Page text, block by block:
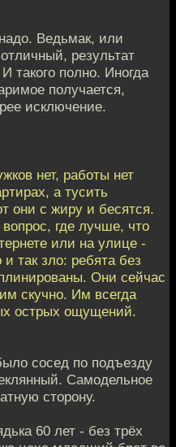
Ведьмак, или
результат
такого полно. Иногда
получается,
исключение.
нет, работы нет
а тусить
они с жиру и бесятся.
где лучше, что
или на улице -
так зло: ребята без
Они сейчас
скучно. Им всегда
острых ощущений.
сосед по подъезду
Cамодельное
сторону.
60 лет - без трёх